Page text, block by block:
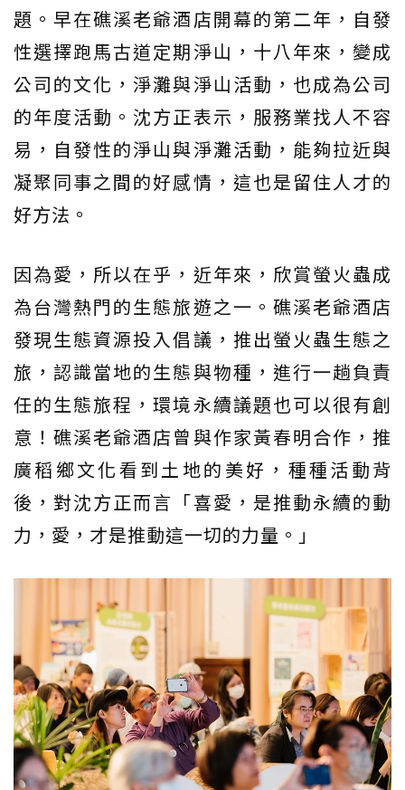
題。早在礁溪老爺酒店開幕的第二年，自發
性選擇跑馬古道定期淨山，十八年來，變成
公司的文化，淨灘與淨山活動，也成為公司
的年度活動。沈方正表示，服務業找人不容
易，自發性的淨山與淨灘活動，能夠拉近與
凝聚同事之間的好感情，這也是留住人才的
好方法。
因為愛，所以在乎，近年來，欣賞螢火蟲成
為台灣熱門的生態旅遊之一。礁溪老爺酒店
發現生態資源投入倡議，推出螢火蟲生態之
旅，認識當地的生態與物種，進行一趟負責
任的生態旅程，環境永續議題也可以很有創
意！礁溪老爺酒店曾與作家黃春明合作，推
廣稻鄉文化看到土地的美好，種種活動背
後，對沈方正而言「喜愛，是推動永續的動
力，愛，才是推動這一切的力量。」